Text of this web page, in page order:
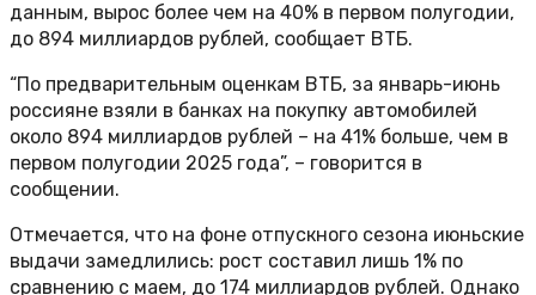
данным, вырос более чем на 40% в первом полугодии,
до 894 миллиардов рублей, сообщает ВТБ.
“По предварительным оценкам ВТБ, за январь-июнь
россияне взяли в банках на покупку автомобилей
около 894 миллиардов рублей – на 41% больше, чем в
первом полугодии 2025 года”, – говорится в
сообщении.
Отмечается, что на фоне отпускного сезона июньские
выдачи замедлились: рост составил лишь 1% по
сравнению с маем, до 174 миллиардов рублей. Однако